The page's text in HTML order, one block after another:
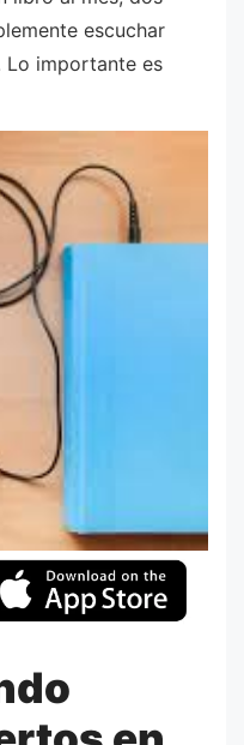
escuchar
Lo importante es